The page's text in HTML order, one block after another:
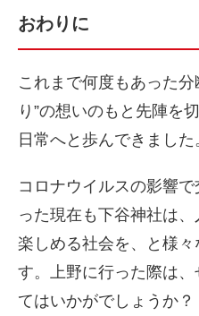
おわりに
これまで何度もあった
り”の想いのもと先陣を
日常へと歩んできました
コロナウイルスの影響
った現在も下谷神社は
楽しめる社会を、と様
す。上野に行った際は
てはいかがでしょうか？